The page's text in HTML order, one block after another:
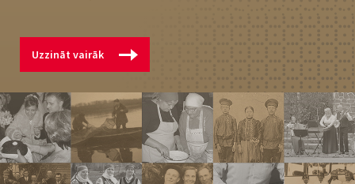
Uzzināt vairāk